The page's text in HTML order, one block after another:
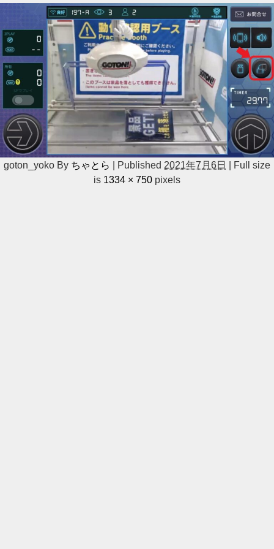
goton_yoko By ちゃとら Published 2021年7月6日
Full size
is 1334 × 750 pixels